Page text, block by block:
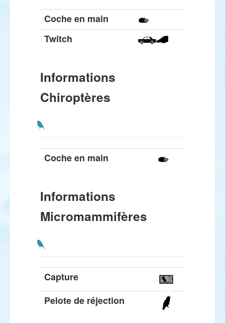
Coche en main
Twitch
Informations
Chiroptères
Coche en main
Informations
Micromammifères
Capture
Pelote de réjection